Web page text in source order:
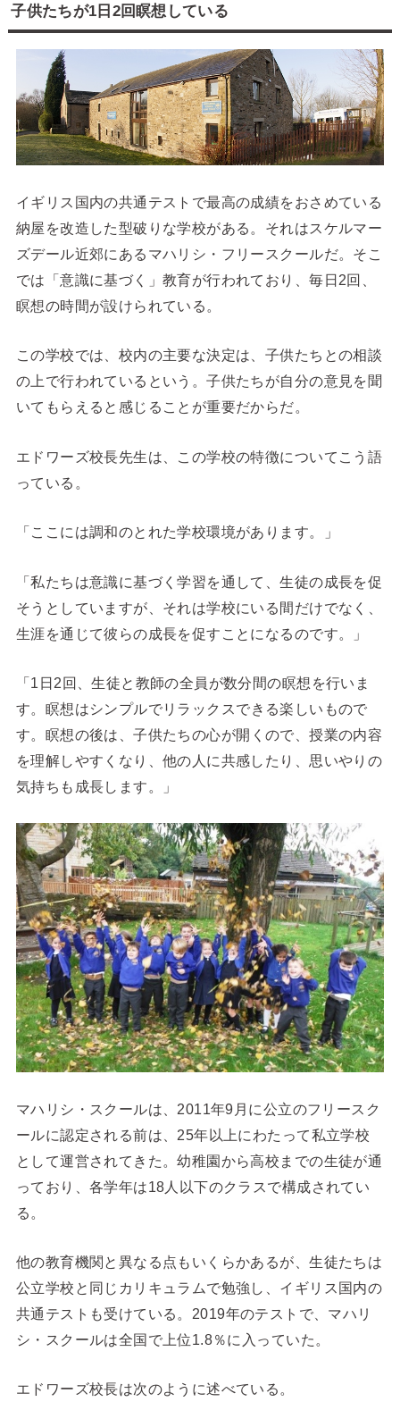
子供たちが1日2回瞑想している
イギリス国内の共通テストで最高の成績をおさめている
納屋を改造した型破りな学校がある。それはスケルマー
ズデール近郊にあるマハリシ・フリースクールだ。 そこ
では「意識に基づく」教育が行われており、毎日2回、
瞑想の時間が設けられている。
この学校では、校内の主要な決定は、子供たちとの相談
の上で行われているという。子供たちが自分の意見を聞
いてもらえると感じることが重要だからだ。
エドワーズ校長先生は、この学校の特徴についてこう語
っている。
「ここには調和のとれた学校環境があります。」
「私たちは意識に基づく学習を通して、生徒の成長を促
そうとしていますが、それは学校にいる間だけでなく、
生涯を通じて彼らの成長を促すことになるのです。」
「1日2回、生徒と教師の全員が数分間の瞑想を行いま
す。 瞑想はシンプルでリラックスできる楽しいもので
す。 瞑想の後は、子供たちの心が開くので、授業の内容
を理解しやすくなり、他の人に共感したり、思いやりの
気持ちも成長します。」
マハリシ・スクールは、2011年9月に公立のフリースク
ールに認定される前は、25年以上にわたって私立学校
として運営されてきた。幼稚園から高校までの生徒が通
っており、各学年は18人以下のクラスで構成されてい
る。
他の教育機関と異なる点もいくらかあるが、生徒たちは
公立学校と同じカリキュラムで勉強し、イギリス国内の
共通テストも受けている。 2019年のテストで、マハリ
シ・スクールは全国で上位1.8％に入っていた。
エドワーズ校長は次のように述べている。